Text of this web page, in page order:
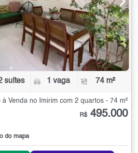
suítes 1 vaga 74 m²
Venda no Imirim com 2 quartos - 74 m²
do mapa
R$ 495.000